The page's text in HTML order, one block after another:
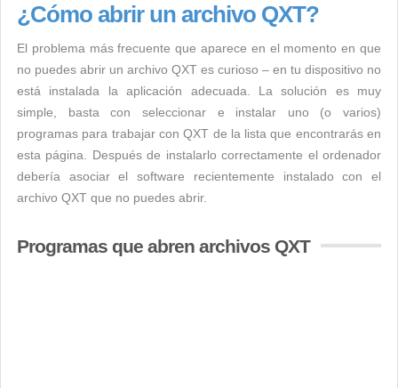
¿Cómo abrir un archivo QXT?
El problema más frecuente que aparece en el momento en que
no puedes abrir un archivo QXT es curioso – en tu dispositivo no
está instalada la aplicación adecuada. La solución es muy
simple, basta con seleccionar e instalar uno (o varios)
programas para trabajar con QXT de la lista que encontrarás en
esta página. Después de instalarlo correctamente el ordenador
debería asociar el software recientemente instalado con el
archivo QXT que no puedes abrir.
Programas que abren archivos QXT